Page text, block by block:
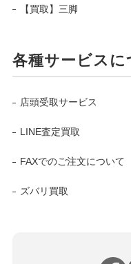
【買取】三脚
各種サービスに
店頭受取サービス
LINE査定買取
FAXでのご注文について
ズバリ買取